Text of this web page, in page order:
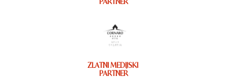
ZLATNI MEDIJSKI
PARTNER